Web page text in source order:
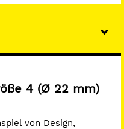
4 (Ø 22 mm)
von Design,